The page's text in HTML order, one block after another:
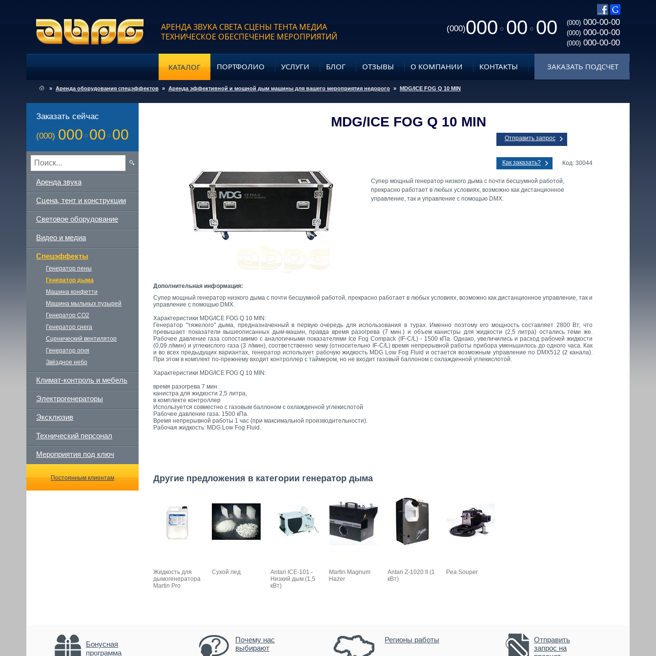
АРЕНДА ЗВУКА СВЕТА СЦЕНЫ ТЕНТА МЕДИА
ТЕХНИЧЕСКОЕ ОБЕСПЕЧЕНИЕ МЕРОПРИЯТИЙ
(000)000 00 00 (000) 000-00-00
(000) 000-00-00
(000) 000-00-00
КАТАЛОГ ПОРТФОЛИО УСЛУГИ БЛОГ ОТЗЫВЫ О КОМПАНИИ КОНТАКТЫ ЗАКАЗАТЬ ПОДСЧЕТ
» Аренда оборудования спецэффектов » Аренда эффективной и мощной дым машины для вашего мероприятия недорого » MDG/ICE FOG Q 10 MIN
Заказать сейчас
(000) 000 00 00
Аренда звука
Сцена, тент и конструкции
Световое оборудование
Видео и медиа
Спецэффекты
Генератор пены
Генератор дыма
Машина конфетти
Машина мыльных пузырей
Генератор СО2
Генератор снега
Сценический вентилятор
Генератор огня
Звёздное небо
Климат-контроль и мебель
Электрогенераторы
Эксклюзив
Технический персонал
Мероприятия под ключ
Постоянным клиентам
MDG/ICE FOG Q 10 MIN
Отправить запрос
Как заказать? Код: 30044
Супер мощный генератор низкого дыма с почти бесшумной работой,
прекрасно работает в любых условиях, возможно как дистанционное
управление, так и управление с помощью DMX.
Дополнительная информация:
Супер мощный генератор низкого дыма с почти бесшумной работой, прекрасно работает в любых условиях, возможно как дистанционное управление, так и
управление с помощью DMX.
Характеристики MDG/ICE FOG Q 10 MIN:
Генератор "тяжелого" дыма, предназначенный в первую очередь для использования в турах. Именно поэтому его мощность составляет 2800 Вт, что
превышает показатели вышеописанных дым-машин, правда время разогрева (7 мин.) и объем канистры для жидкости (2,5 литра) остались теми же.
Рабочее давление газа сопоставимо с аналогичными показателями Ice Fog Compack (IF-C/L) - 1500 кПа. Однако, увеличились и расход рабочей жидкости
(0,09 л/мин) и углекислого газа (3 л/мин), соответственно чему (относительно IF-C/L) время непрерывной работы прибора уменьшилось до одного часа. Как
и во всех предыдущих вариантах, генератор использует рабочую жидкость MDG Low Fog Fluid и остается возможным управление по DMX512 (2 канала).
При этом в комплект по-прежнему входит контроллер с таймером, но не входит газовый баллоном с охлажденной углекислотой.
Характеристики MDG/ICE FOG Q 10 MIN:
время разогрева 7 мин.
канистра для жидкости 2,5 литра,
в комплекте контроллер
Используется совместно с газовым баллоном с охлажденной углекислотой
Рабочее давление газа: 1500 кПа.
Время непрерывной работы 1 час (при максимальной производительности).
Рабочая жидкость: MDG Low Fog Fluid.
Другие предложения в категории генератор дыма
Жидкость для
дымогенератора
Martin Pro
Сухой лед
Antari ICE-101 -
Низкий дым (1,5
кВт)
Martin Magnum
Hazer
Antari Z-1020 II (1
кВт)
Pea Souper
Бонусная
программа
Почему нас
выбирают
Регионы работы
Отправить
запрос на